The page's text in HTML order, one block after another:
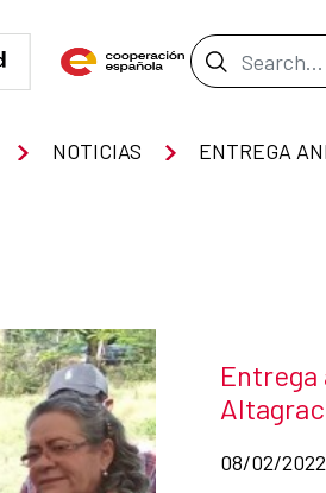
Search Bar
NOTICIAS
News
Date of
08/02/